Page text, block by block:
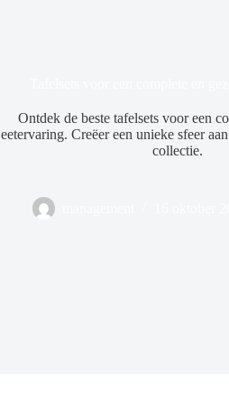
Ontdek de beste tafelsets voor een
eetervaring. Creëer een unieke sfeer
collectie.